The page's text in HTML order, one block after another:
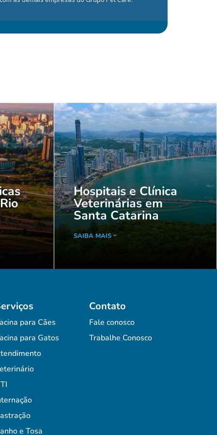
Hospitais e Clínica
Veterinárias em
Santa Catarina
SAIBA MAIS
para Cães
para Gatos
e Tosa
Contato
Fale conosco
Trabalhe Conosco